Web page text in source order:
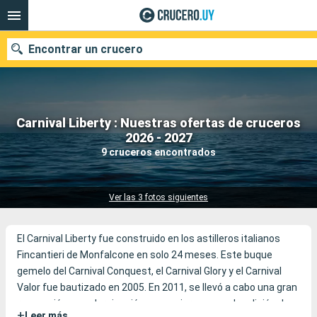
Carnival Liberty : Nuestras ofertas de cruceros
2026 - 2027
9 cruceros encontrados
Ver las 3 fotos siguientes
Encontrar un crucero
Nuestros destinos
Fecha de salida
El Carnival Liberty fue construido en los astilleros italianos
Fincantieri de Monfalcone en solo 24 meses. Este buque
gemelo del Carnival Conquest, el Carnival Glory y el Carnival
Valor fue bautizado en 2005. En 2011, se llevó a cabo una gran
renovación y modernización con mejoras como la adición de